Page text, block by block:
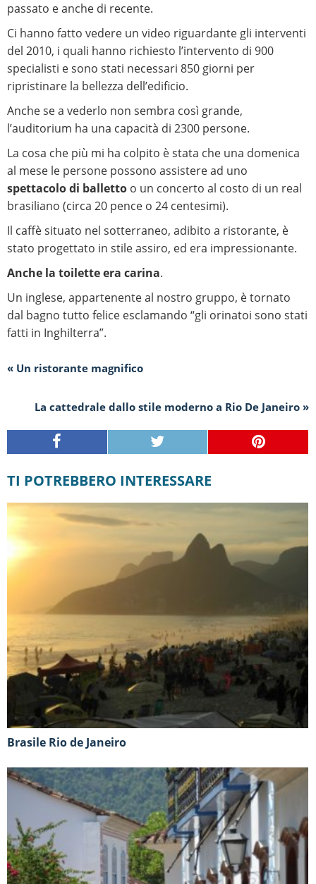
passato e anche di recente.
Ci hanno fatto vedere un video riguardante gli interventi
del 2010, i quali hanno richiesto l’intervento di 900
specialisti e sono stati necessari 850 giorni per
ripristinare la bellezza dell’edificio.
Anche se a vederlo non sembra così grande,
l’auditorium ha una capacità di 2300 persone.
La cosa che più mi ha colpito è stata che una domenica
al mese le persone possono assistere ad uno
spettacolo di balletto o un concerto al costo di un real
brasiliano (circa 20 pence o 24 centesimi).
Il caffè situato nel sotterraneo, adibito a ristorante, è
stato progettato in stile assiro, ed era impressionante.
Anche la toilette era carina.
Un inglese, appartenente al nostro gruppo, è tornato
dal bagno tutto felice esclamando “gli orinatoi sono stati
fatti in Inghilterra”.
« Un ristorante magnifico
La cattedrale dallo stile moderno a Rio De Janeiro »
TI POTREBBERO INTERESSARE
Brasile Rio de Janeiro